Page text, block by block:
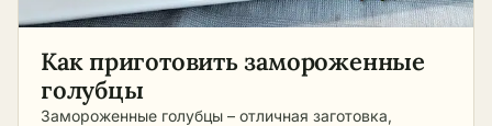
Как приготовить замороженные
голубцы
Замороженные голубцы – отличная заготовка,